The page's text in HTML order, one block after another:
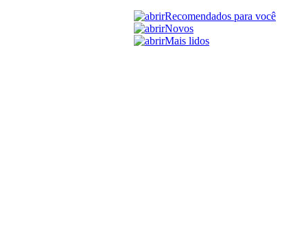
Recomendados para você
Novos
Mais lidos